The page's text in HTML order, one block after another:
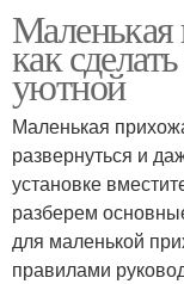
Маленькая
как
уютной
Маленькая
развернуться и
установке
разберем
для маленькой
правилами